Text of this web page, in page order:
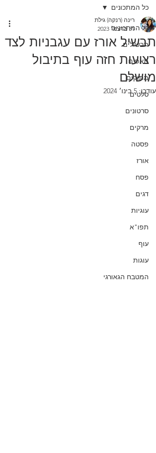
כל המתכונים
תבשילים
מאפים
מתוקים
סלטים
סרטונים
מרקים
פסטה
אורז
פסח
דגים
עוגיות
תפו"א
עוף
עוגות
המטבח הגאורגי
כל המתכונים
תבשיל אורז עם עגבניות לצד
רצועות חזה עוף בתיבול
מושלם
רינה (רנקה) גילת
31 בדצמ׳ 2023
עודכן:5 בינו׳ 2024